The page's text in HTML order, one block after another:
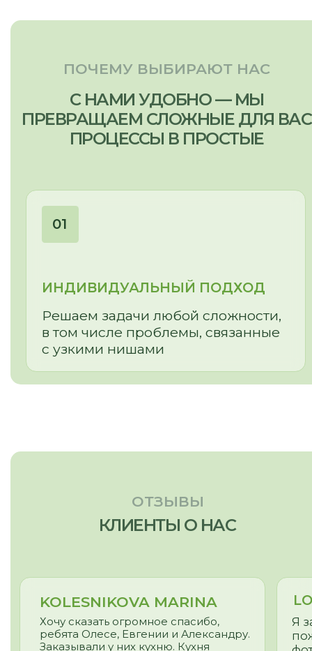
человек?
По согласованию
Сб - Вс
10:00 - 19:00
Пн - Пт
г. Новосибирск, пр. Академика
Отзывы
nsk@promebelnsk.ru